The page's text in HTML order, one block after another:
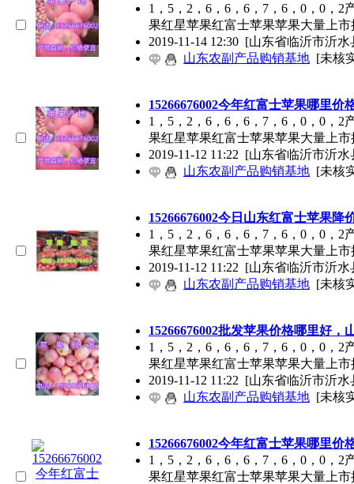
1，5，2，6，6，6，7，6，0，0，
果红星苹果红富士苹果苹果大量上市
2019-11-14 12:30 [山东省临沂市沂水
山东农副产品购销基地 [未核
15266676002今年红富士苹果哪里价
1，5，2，6，6，6，7，6，0，0，
果红星苹果红富士苹果苹果大量上市
2019-11-12 11:22 [山东省临沂市沂水
山东农副产品购销基地 [未核
15266676002今日山东红富士苹果降
1，5，2，6，6，6，7，6，0，0，
果红星苹果红富士苹果苹果大量上市
2019-11-12 11:22 [山东省临沂市沂水
山东农副产品购销基地 [未核
15266676002批发苹果价格哪里好，
1，5，2，6，6，6，7，6，0，0，
果红星苹果红富士苹果苹果大量上市
2019-11-12 11:22 [山东省临沂市沂水
山东农副产品购销基地 [未核
15266676002今年红富士苹果哪里价
1，5，2，6，6，6，7，6，0，0，
果红星苹果红富士苹果苹果大量上市